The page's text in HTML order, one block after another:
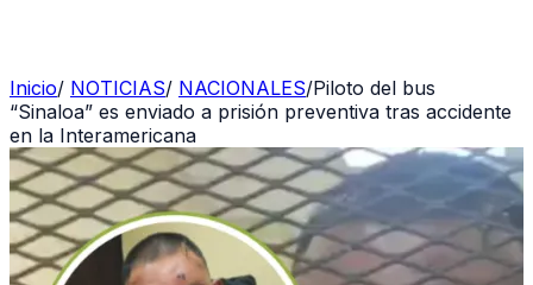
Inicio/ NOTICIAS/ NACIONALES/Piloto del bus
“Sinaloa” es enviado a prisión preventiva tras accidente
en la Interamericana